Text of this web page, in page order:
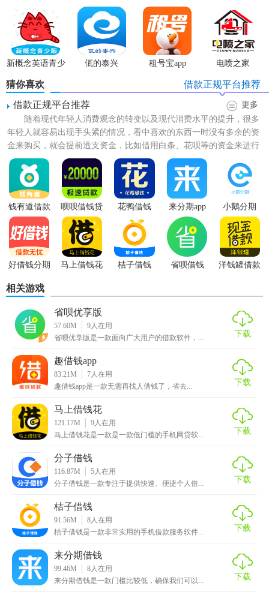
【省呗借钱内容】
1、分期还款给省呗，分期账单直观，支持借记卡还款。
2、资料保密， 银行级的安全系统，完全杜绝资料外泄。
3、轻松操作，即可算出来比信用卡利息省多少。
4、5分钟在线申请，拍照 自动 识别 身份，不用手动输入身份
信息。
5、设置代还信用卡，目前支持29家信用卡，一键还款。
1、7*24h线上申请
随时借钱还信用卡：无面签，无电话骚扰，有信用卡就能申
2、闪电放款
3、还款超低息
及任何隐性费用。
4、更多信用卡还款服务
提前预约还信用卡立减还款。
新概念英语青少
版
佤的泰兴 租号宝app 电喷之家
猜你喜欢
借款正规平台推荐
借款正规平台推荐
更多
随着现代年轻人消费观念的转变以及现代消费水平的提升，很多
年轻人就容易出现手头紧的情况，看中喜欢的东西一时没有多余的资
金来购买，就会提前透支资金，比如借用白条、花呗等的资金来进行
购物。那么有哪些借款平台...
钱有道借款
app
呗呗借钱贷
款
花鸭借钱 来分期app 小鹅分期
好借钱分期 马上借钱花 桔子借钱 省呗借钱 洋钱罐借款
相关游戏
省呗优享版
57.60M 9人在用
省呗优享版是一款面向广大用户的借款软件，...
下载
趣借钱app
83.21M 7人在用
趣借钱app是一款无需再找人借钱了，省去...
下载
马上借钱花
121.17M 9人在用
马上借钱花是一款是一款低门槛的手机网贷软...
下载
分子借钱
116.87M 5人在用
分子借钱是一款专注于提供快速、便捷个人借...
下载
桔子借钱
91.56M 8人在用
桔子借钱是一款非常实用的手机借款服务软件...
下载
来分期借钱
99.46M 8人在用
来分期借钱是一款门槛比较低，确保我们可以...
下载